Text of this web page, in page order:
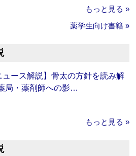
もっと見る »
薬学生向け書籍 »
ュース解説】骨太の方針を読み解
局・薬剤師への影…
もっと見る »